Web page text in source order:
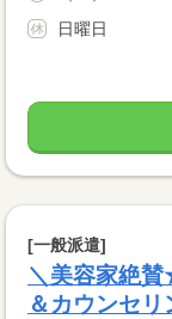
日曜日
[一般派遣]
＼美容家絶
＆カウンセリ